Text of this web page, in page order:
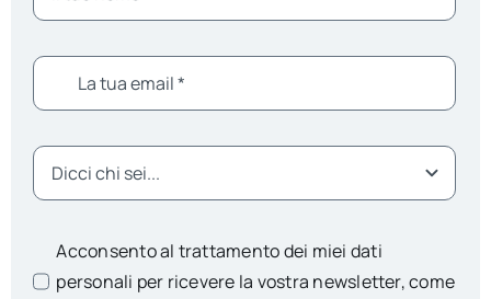
Acconsento al trattamento dei miei dati
personali per ricevere la vostra newsletter, come